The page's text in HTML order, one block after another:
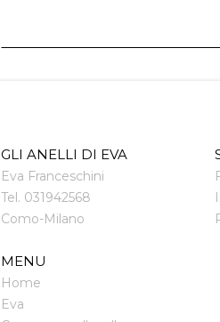
GLI ANELLI DI EVA
Eva Franceschini
Tel. 031942568
Como-Milano
MENU
Home
Eva